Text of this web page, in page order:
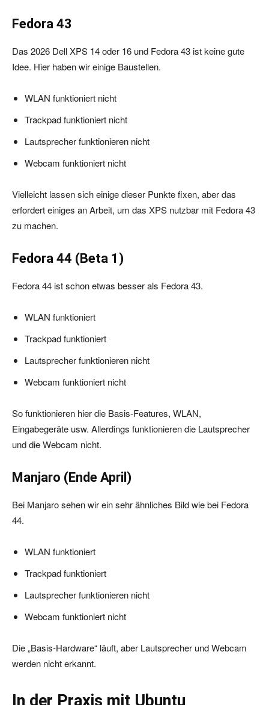
Fedora 43
Das 2026 Dell XPS 14 oder 16 und Fedora 43 ist keine gute
Idee. Hier haben wir einige Baustellen.
WLAN funktioniert nicht
Trackpad funktioniert nicht
Lautsprecher funktionieren nicht
Webcam funktioniert nicht
Vielleicht lassen sich einige dieser Punkte fixen, aber das
erfordert einiges an Arbeit, um das XPS nutzbar mit Fedora 43
zu machen.
Fedora 44 (Beta 1)
Fedora 44 ist schon etwas besser als Fedora 43.
WLAN funktioniert
Trackpad funktioniert
Lautsprecher funktionieren nicht
Webcam funktioniert nicht
So funktionieren hier die Basis-Features, WLAN,
Eingabegeräte usw. Allerdings funktionieren die Lautsprecher
und die Webcam nicht.
Manjaro (Ende April)
Bei Manjaro sehen wir ein sehr ähnliches Bild wie bei Fedora
44.
WLAN funktioniert
Trackpad funktioniert
Lautsprecher funktionieren nicht
Webcam funktioniert nicht
Die „Basis-Hardware“ läuft, aber Lautsprecher und Webcam
werden nicht erkannt.
In der Praxis mit Ubuntu